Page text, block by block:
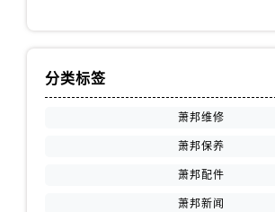
分类标签
萧邦维修
萧邦保养
萧邦配件
萧邦新闻